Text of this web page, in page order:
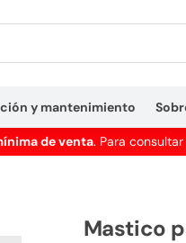
y mantenimiento
de venta. Para consultar
Mastico